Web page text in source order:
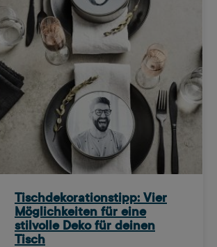
Tischdekorationstipp: Vier
Möglichkeiten für eine
stilvolle Deko für deinen
Tisch